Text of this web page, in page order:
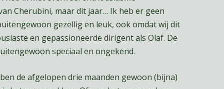
Cherubini, maar dit jaar… Ik heb er geen
gezellig en leuk, ook omdat wij dit
en gepassioneerde dirigent als Olaf. De
speciaal en ongekend.
de afgelopen drie maanden gewoon (bijna)